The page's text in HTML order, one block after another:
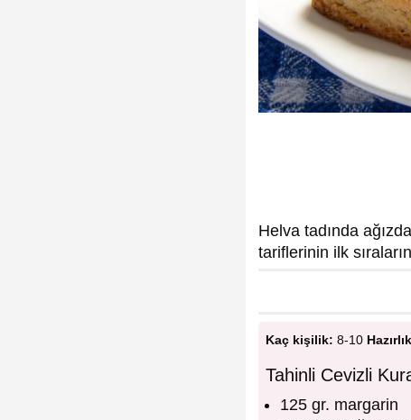
Helva tadında
tariflerinin ilk
Kaç kişilik: 8-10
Tahinli Cevizli
125 gr. margarin